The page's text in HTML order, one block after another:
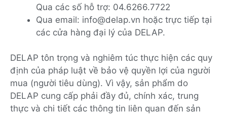
Qua các số hỗ trợ: 04.6266.7722
Qua email: info@delap.vn hoặc trực tiếp tại
các cửa hàng đại lý của DELAP.
DELAP tôn trọng và nghiêm túc thực hiện các quy
định của pháp luật về bảo vệ quyền lợi của người
mua (người tiêu dùng). Vì vậy, sản phẩm do
DELAP cung cấp phải đầy đủ, chính xác, trung
thực và chi tiết các thông tin liên quan đến sản